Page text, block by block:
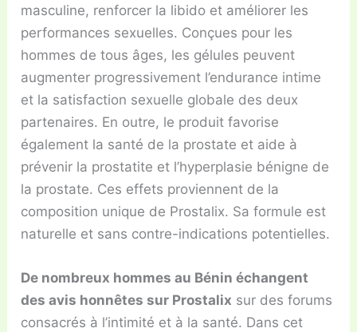
masculine, renforcer la libido et améliorer les
performances sexuelles. Conçues pour les
hommes de tous âges, les gélules peuvent
augmenter progressivement l’endurance intime
et la satisfaction sexuelle globale des deux
partenaires. En outre, le produit favorise
également la santé de la prostate et aide à
prévenir la prostatite et l’hyperplasie bénigne de
la prostate. Ces effets proviennent de la
composition unique de Prostalix. Sa formule est
naturelle et sans contre-indications potentielles.
De nombreux hommes au Bénin échangent
des avis honnêtes sur Prostalix sur des forums
consacrés à l’intimité et à la santé. Dans cet